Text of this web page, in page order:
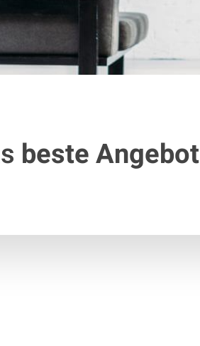
beste Angebot